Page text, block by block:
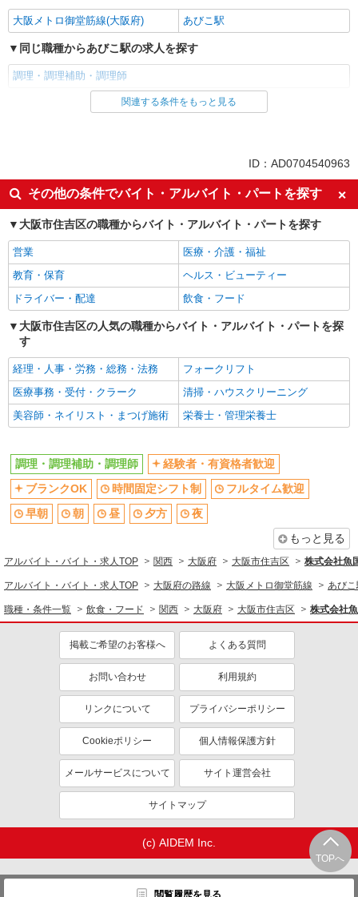
大阪メトロ御堂筋線(大阪府) あびこ駅
同じ職種からあびこ駅の求人を探す
調理・調理補助・調理師
同じ雇用形態からあびこ駅の求人を探す
経験者・有資格者歓迎
ブランクOK
時間固定シフト制
フルタイム歓迎
早朝
朝
昼
夕方
夜
車通勤OK
交通費支給
社会保険あり
制服貸与
飲食・フード
調理・調理補助・調理師
車通勤OK
交通費支給
社会保険あり
関連する条件をもっと見る
ID：AD0704540963
その他の条件でバイト・アルバイト・パートを探す
大阪市住吉区の職種からバイト・アルバイト・パートを探す
営業
医療・介護・福祉
教育・保育
ヘルス・ビューティー
ドライバー・配達
飲食・フード
大阪市住吉区の人気の職種からバイト・アルバイト・パートを探
す
経理・人事・労務・総務・法務
フォークリフト
医療事務・受付・クラーク
清掃・ハウスクリーニング
美容師・ネイリスト・まつげ施術
栄養士・管理栄養士
TOPへ
閲覧履歴を見る
調理・調理補助・調理師
経験者・有資格者歓迎
ブランクOK
時間固定シフト制
フルタイム歓迎
早朝
朝 昼 夕方
夜
もっと見る
アルバイト・バイト・求人TOP 関西 大阪府 大阪市住吉区 株式会社魚
アルバイト・バイト・求人TOP 大阪府の路線 大阪メトロ御堂筋線 あび
職種・条件一覧 飲食・フード 関西 大阪府 大阪市住吉区 株式会社
掲載ご希望のお客様へ よくある質問
お問い合わせ 利用規約
リンクについて プライバシーポリシー
Cookieポリシー 個人情報保護方針
メールサービスについて サイト運営会社
サイトマップ
(c) AIDEM Inc.